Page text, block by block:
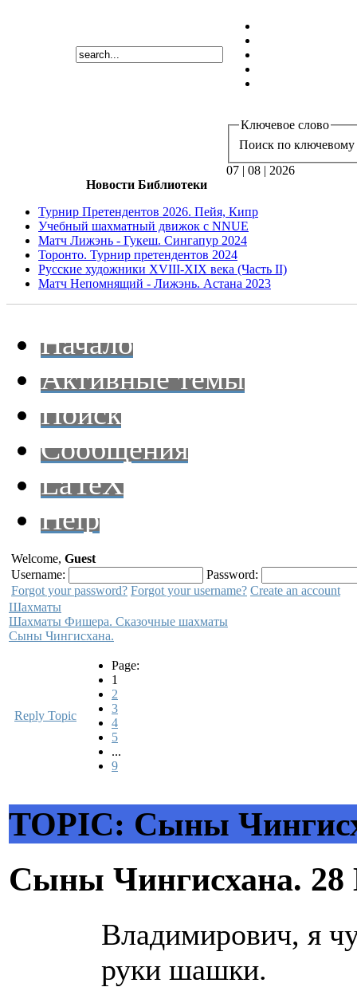
Ключевое слово
Поиск по ключевому
07 | 08 | 2026
Новости Библиотеки
Турнир Претендентов 2026. Пейя, Кипр
Учебный шахматный движок с NNUE
Матч Лижэнь - Гукеш. Сингапур 2024
Торонто. Турнир претендентов 2024
Русские художники XVIII-XIX века (Часть II)
Матч Непомнящий - Лижэнь. Астана 2023
Начало
Активные темы
Поиск
Сообщения
LaTeX
Help
Welcome, Guest
Username:
Password:
Forgot your password? Forgot your username? Create an account
Шахматы
Шахматы Фишера. Сказочные шахматы
Сыны Чингисхана.
Reply Topic
Page:
1
2
3
4
5
...
9
TOPIC: Сыны
Сыны Чингисхана. 28
Владимирович, я
руки шашки.